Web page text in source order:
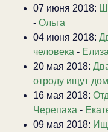
07 июня 2018:
- Ольга
04 июня 2018:
человека -
20 мая 2018:
отроду ищут
16 мая 2018:
Черепаха -
09 мая 2018: